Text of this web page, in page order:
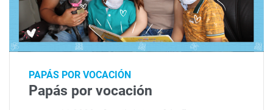
PAPÁS POR VOCACIÓN
Papás por vocación